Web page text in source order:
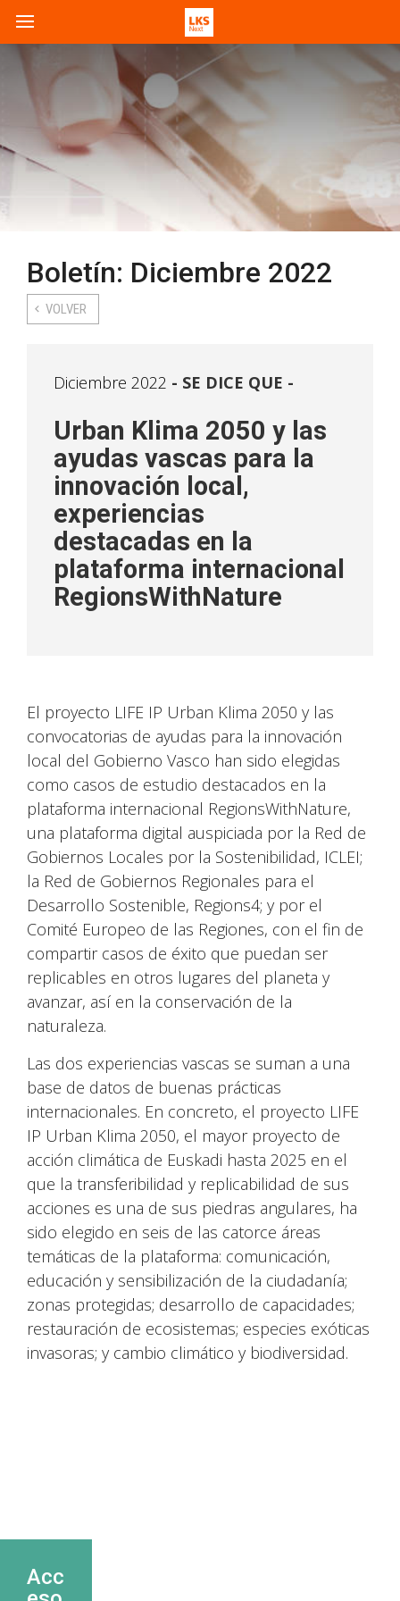
Boletín: Diciembre 2022
VOLVER
Diciembre 2022 SE DICE QUE -
Urban Klima 2050 y las
ayudas vascas para la
innovación local,
experiencias
destacadas en la
plataforma internacional
RegionsWithNature
El proyecto LIFE IP Urban Klima 2050 y las
convocatorias de ayudas para la innovación
local del Gobierno Vasco han sido elegidas
como casos de estudio destacados en la
plataforma internacional RegionsWithNature,
una plataforma digital auspiciada por la Red de
Gobiernos Locales por la Sostenibilidad, ICLEI;
la Red de Gobiernos Regionales para el
Desarrollo Sostenible, Regions4; y por el
Comité Europeo de las Regiones, con el fin de
compartir casos de éxito que puedan ser
replicables en otros lugares del planeta y
avanzar, así en la conservación de la
naturaleza.
Las dos experiencias vascas se suman a una
base de datos de buenas prácticas
internacionales. En concreto, el proyecto LIFE
IP Urban Klima 2050, el mayor proyecto de
acción climática de Euskadi hasta 2025 en el
que la transferibilidad y replicabilidad de sus
acciones es una de sus piedras angulares, ha
sido elegido en seis de las catorce áreas
temáticas de la plataforma: comunicación,
educación y sensibilización de la ciudadanía;
zonas protegidas; desarrollo de capacidades;
restauración de ecosistemas; especies exóticas
invasoras; y cambio climático y biodiversidad.
Acc